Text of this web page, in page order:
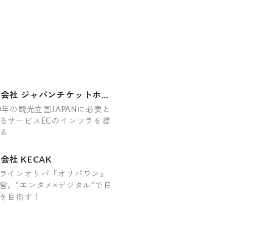
社 ジャパンチケットホー
ングス
の観光立国JAPANに必要と
サービスECのインフラを提
社 KECAK
インオリパ『オリパワン』
。“エンタメ×デジタル”で日
目指す！